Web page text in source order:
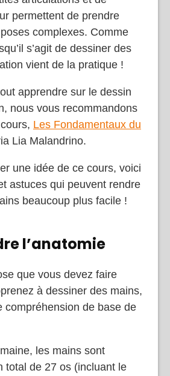
permettent de prendre
complexes. Comme
s’agit de dessiner des
vient de la pratique !
apprendre sur le dessin
nous vous recommandons
Les Fondamentaux du
Lia Malandrino.
une idée de ce cours, voici
astuces qui peuvent rendre
beaucoup plus facile !
l’anatomie
que vous devez faire
à dessiner des mains,
compréhension de base de
les mains sont
total de 27 os (incluant le